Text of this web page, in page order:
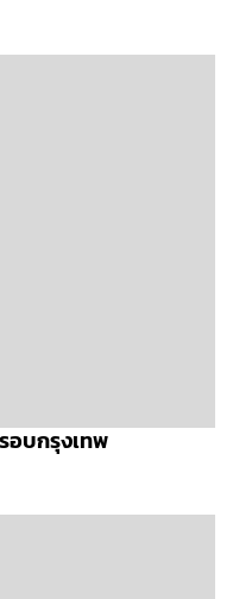
อบกรุงเทพ